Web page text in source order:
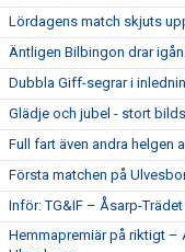
Lördagens match skjuts
Äntligen Bilbingon drar
Dubbla Giff-segrar i
Glädje och jubel - stort
Full fart även andra helgen
Första matchen på
Inför: TG&IF – Åsarp-Trädet
Hemmapremiär på riktigt –